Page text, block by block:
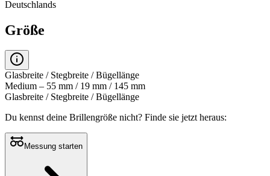
Deutschlands
Größe
Glasbreite / Stegbreite / Bügellänge
Medium – 55 mm / 19 mm / 145 mm
Glasbreite / Stegbreite / Bügellänge
Du kennst deine Brillengröße nicht? Finde sie jetzt heraus:
Messung starten